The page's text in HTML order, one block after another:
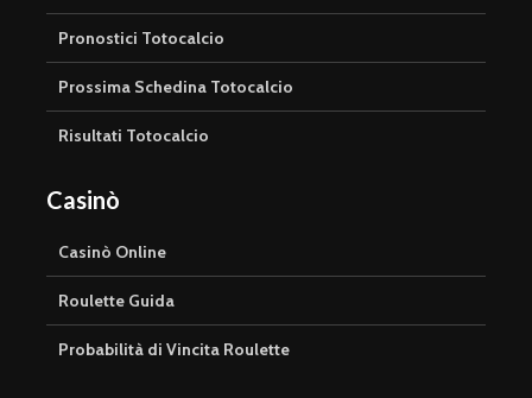
Pronostici Totocalcio
Prossima Schedina Totocalcio
Risultati Totocalcio
Casinò
Casinò Online
Roulette Guida
Probabilità di Vincita Roulette